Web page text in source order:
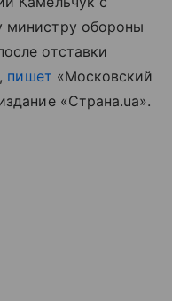
обороны
отставки
пишет «Московский
«Страна.ua».